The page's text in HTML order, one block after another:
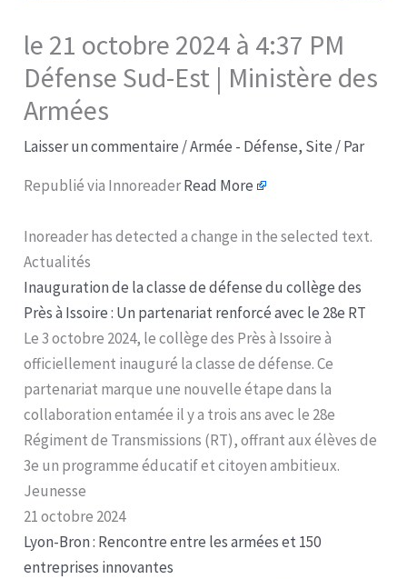
le 21 octobre 2024 à 4:37 PM
Défense Sud-Est | Ministère des
Armées​
Laisser un commentaire /Armée - Défense, Site / Par
Republié via InnoreaderRead More
Inoreader has detected a change in the selected text.
Actualités
Inauguration de la classe de défense du collège des
Près à Issoire : Un partenariat renforcé avec le 28e RT
Le 3 octobre 2024, le collège des Près à Issoire à
officiellement inauguré la classe de défense. Ce
partenariat marque une nouvelle étape dans la
collaboration entamée il y a trois ans avec le 28e
Régiment de Transmissions (RT), offrant aux élèves de
3e un programme éducatif et citoyen ambitieux.
Jeunesse
21 octobre 2024
Lyon-Bron : Rencontre entre les armées et 150
entreprises innovantes